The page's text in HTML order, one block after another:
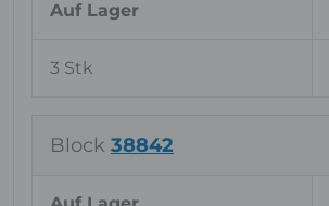
Auf Lager
3 Stk
Block 38842